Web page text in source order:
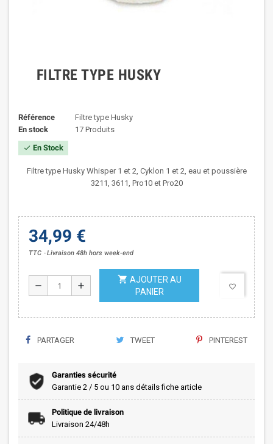
FILTRE TYPE HUSKY
Référence
Filtre type Husky
En stock
17 Produits
check En Stock
Filtre type Husky Whisper 1 et 2, Cyklon 1 et 2, eau et poussière
3211, 3611, Pro10 et Pro20
34,99 €
TTC Livraison 48h hors week-end
remove add
shopping_cart AJOUTER AU
PANIER
favorite_border
PARTAGER TWEET PINTEREST
Garanties sécurité
Garantie 2 / 5 ou 10 ans détails fiche article
Politique de livraison
Livraison 24/48h